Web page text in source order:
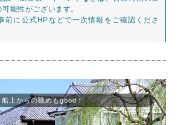
能性がございます。
前に公式HPなどで一次情報をご確認くださ
船上からの眺めもgood！